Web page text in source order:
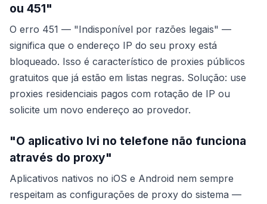
ou 451"
O erro 451 — "Indisponível por razões legais" —
significa que o endereço IP do seu proxy está
bloqueado. Isso é característico de proxies públicos
gratuitos que já estão em listas negras. Solução: use
proxies residenciais pagos com rotação de IP ou
solicite um novo endereço ao provedor.
"O aplicativo Ivi no telefone não funciona
através do proxy"
Aplicativos nativos no iOS e Android nem sempre
respeitam as configurações de proxy do sistema —